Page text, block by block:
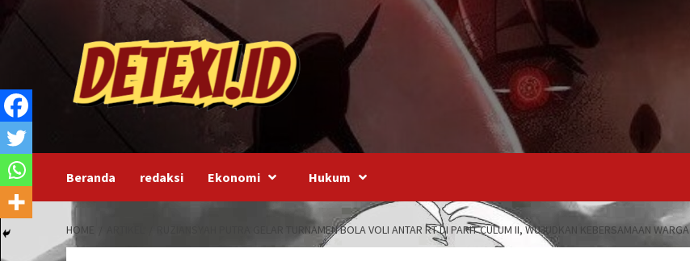
Beranda redaksi Ekonomi Hukum
HOME RUZIANSYAH PUTRA GELAR TURNAMEN BOLA VOLI ANTAR RT DI PARIT CULUM II, WUJUDKAN KEBERSAMAAN WARGA